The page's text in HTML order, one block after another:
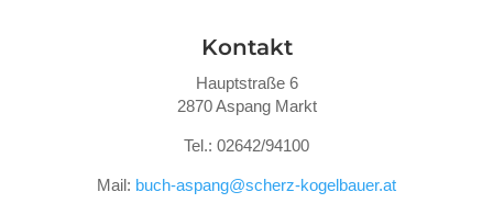
Kontakt
Hauptstraße 6
2870 Aspang Markt
Tel.: 02642/94100
Mail: buch-aspang@scherz-kogelbauer.at